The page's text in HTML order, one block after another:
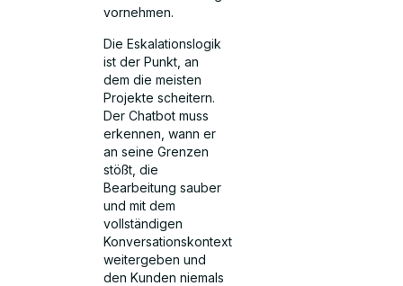
vornehmen.
Die Eskalationslogik
ist der Punkt, an
dem die meisten
Projekte scheitern.
Der Chatbot muss
erkennen, wann er
an seine Grenzen
stößt, die
Bearbeitung sauber
und mit dem
vollständigen
Konversationskontext
weitergeben und
den Kunden niemals